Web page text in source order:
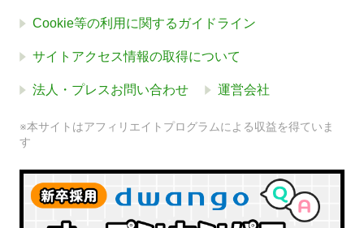
Cookie等の利用に関するガイドライン
サイトアクセス情報の取得について
法人・プレスお問い合わせ 運営会社
※本サイトはアフィリエイトプログラムによる収益を得ていま
す